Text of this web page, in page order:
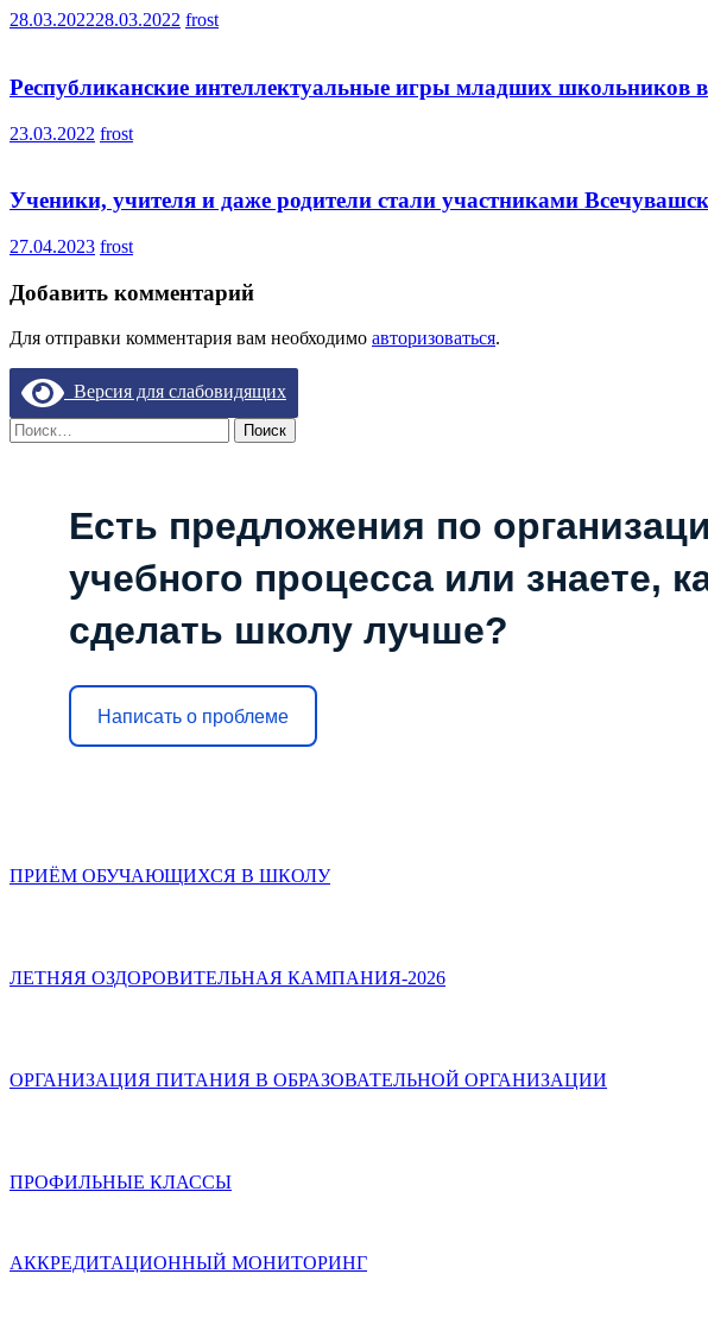
28.03.202228.03.2022 frost
Республиканские интеллектуальные игры младших школьников
23.03.2022 frost
Ученики, учителя и даже родители стали участниками
27.04.2023 frost
Добавить комментарий
Для отправки комментария вам необходимо авторизоваться.
Версия для слабовидящих
Найти:
Есть предложения по
учебного процесса или знаете,
сделать школу лучше?
Написать о проблеме
ПРИЁМ ОБУЧАЮЩИХСЯ В ШКОЛУ
ЛЕТНЯЯ ОЗДОРОВИТЕЛЬНАЯ КАМПАНИЯ-2026
ОРГАНИЗАЦИЯ ПИТАНИЯ В ОБРАЗОВАТЕЛЬНОЙ ОРГАНИЗАЦИИ
ПРОФИЛЬНЫЕ КЛАССЫ
АККРЕДИТАЦИОННЫЙ МОНИТОРИНГ